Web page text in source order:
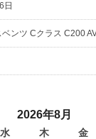
日
ンツ Cクラス C200
2026年8月
水 木 金